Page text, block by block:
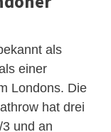
als
einer
Londons. Die
hat drei
und an